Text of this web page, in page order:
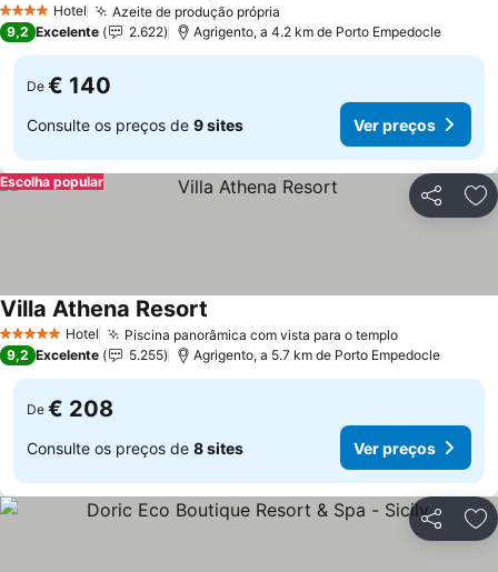
4 EstrelasHotel Azeite de produção própria
9,2 Excelente 2.622 Agrigento, a 4.2 km de Porto Empedocle
De € 140
Consulte os preços de 9 sites Ver preços
Partilhar
Escolha popular
5 Estrelas Hotel Piscina panorâmica com vista para o templo
Villa Athena Resort
9,2 Excelente 5.255 Agrigento, a 5.7 km de Porto Empedocle
De € 208
Consulte os preços de 8 sites Ver preços
Partilhar